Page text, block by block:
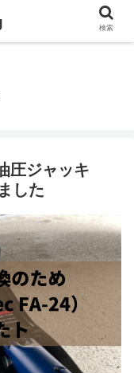
圧ジャッキ
した
検索